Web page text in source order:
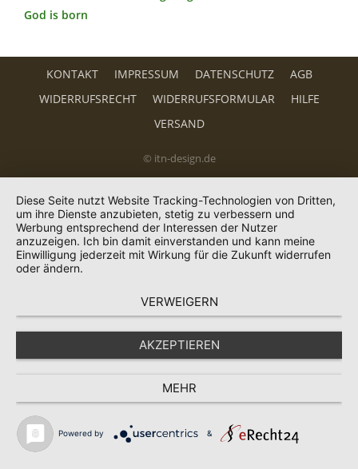
God is born
KONTAKT IMPRESSUM DATENSCHUTZ
AGB
WIDERRUFSRECHT
WIDERRUFSFORMULAR
HILFE
VERSAND
© itn-design.de
Diese Seite nutzt Website Tracking-Technologien von Dritten,
um ihre Dienste anzubieten, stetig zu verbessern und
Werbung entsprechend der Interessen der Nutzer
anzuzeigen. Ich bin damit einverstanden und kann meine
Einwilligung jederzeit mit Wirkung für die Zukunft widerrufen
oder ändern.
VERWEIGERN
AKZEPTIEREN
MEHR
Powered by &